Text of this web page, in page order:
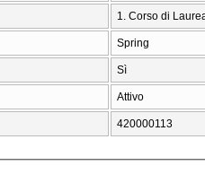
1. Corso di
Spring
Sì
Attivo
420000113